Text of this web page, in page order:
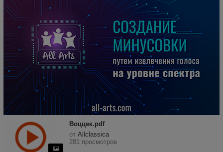
Воццек.pdf
от Allclassica
281 просмотров